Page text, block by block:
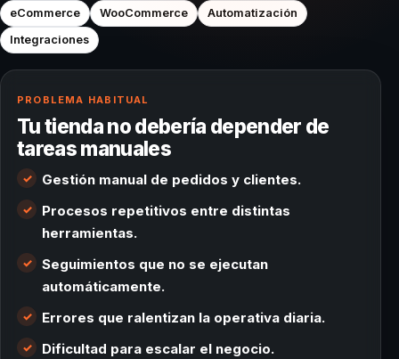
eCommerce WooCommerce
Automatización
Integraciones
PROBLEMA HABITUAL
Tu tienda no debería depender de
tareas manuales
Gestión manual de pedidos y clientes.
Procesos repetitivos entre distintas
herramientas.
Seguimientos que no se ejecutan
automáticamente.
Errores que ralentizan la operativa diaria.
Dificultad para escalar el negocio.